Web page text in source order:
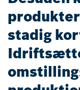
stadig